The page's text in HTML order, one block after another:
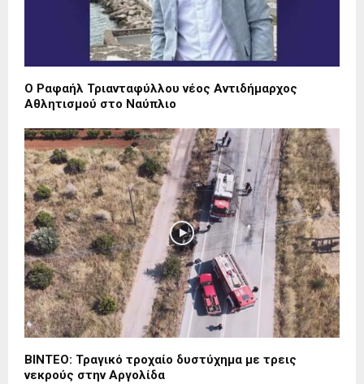
Ο Ραφαήλ Τριανταφύλλου νέος Αντιδήμαρχος
Αθλητισμού στο Ναύπλιο
ΒΙΝΤΕΟ: Τραγικό τροχαίο δυστύχημα με τρεις
νεκρούς στην Αργολίδα